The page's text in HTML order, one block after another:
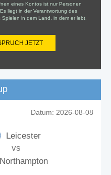
eines Kontos ist nur Personen
liegt in der Verantwortung des
in dem Land, in dem er lebt,
JETZT
Datum: 2026-08-08
Leicester
vs
Northampton